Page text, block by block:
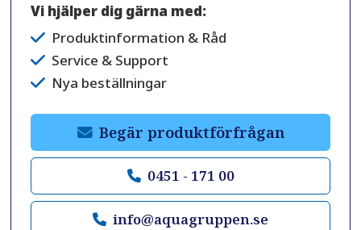
Vi hjälper dig gärna med:
Produktinformation & Råd
Service & Support
Nya beställningar
Begär produktförfrågan
0451 - 171 00
info@aquagruppen.se